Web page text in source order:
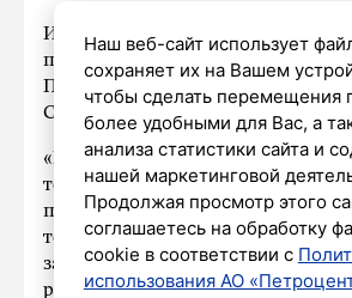
Испытания – это важный этап
природоохранных инноваций.
Петербурге уже полтора года,
Соловейчик.
«Главная цель центра
технологическую
природоохранной сферы
тестирование инноваций с
закупкой и
регионы России и
Наш веб-сайт использует
сохраняет их на Вашем
чтобы сделать перемещения
более удобными для Вас, а
анализа статистики сайта и
нашей маркетинговой
Продолжая просмотр этого
соглашаетесь на обработку
cookie в соответствии с
использования АО